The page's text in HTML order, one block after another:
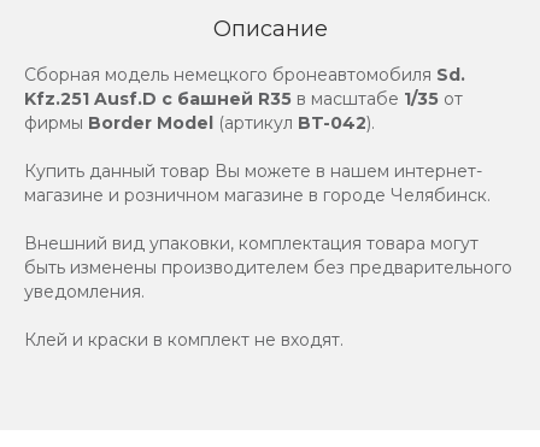
Описание
Сборная модель немецкого бронеавтомобиля Sd.
Kfz.251 Ausf.D с башней R35 в масштабе 1/35 от
фирмы Border Model (артикул BT-042).
Купить данный товар Вы можете в нашем интернет-
магазине и розничном магазине в городе Челябинск.
Внешний вид упаковки, комплектация товара могут
быть изменены производителем без предварительного
уведомления.
Клей и краски в комплект не входят.